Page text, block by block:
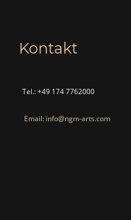
Kontakt
Tel.: +49 174 7762000
Email: info@ngm-arts.com